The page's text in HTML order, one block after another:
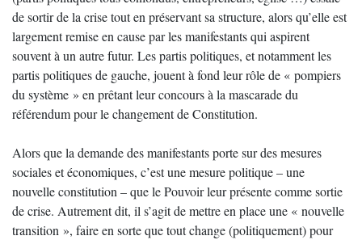
de sortir de la crise tout en préservant sa structure, alors qu’elle est
largement remise en cause par les manifestants qui aspirent
souvent à un autre futur. Les partis politiques, et notamment les
partis politiques de gauche, jouent à fond leur rôle de « pompiers
du système » en prêtant leur concours à la mascarade du
référendum pour le changement de Constitution.
Alors que la demande des manifestants porte sur des mesures
sociales et économiques, c’est une mesure politique – une
nouvelle constitution – que le Pouvoir leur présente comme sortie
de crise. Autrement dit, il s’agit de mettre en place une « nouvelle
transition », faire en sorte que tout change (politiquement) pour